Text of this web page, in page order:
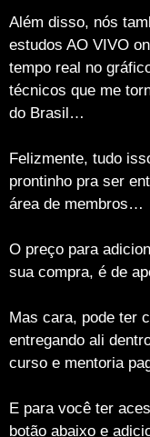
Além disso, nós
estudos AO VIVO
tempo real no
técnicos que me
do Brasil…
Felizmente, tudo
prontinho pra ser
área de membros…
O preço para
sua compra, é de
Mas cara, pode ter
entregando ali
curso e mentoria
E para você ter
botão abaixo e